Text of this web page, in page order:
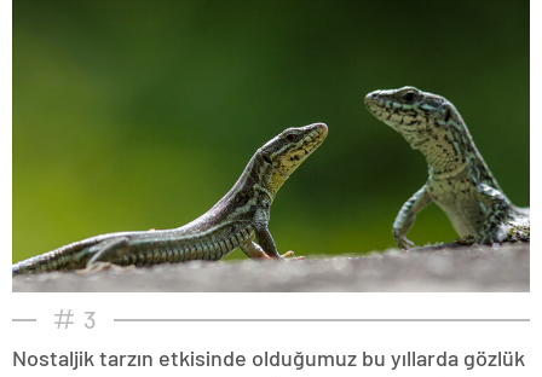
3
Nostaljik tarzın etkisinde olduğumuz bu yıllarda gözlük